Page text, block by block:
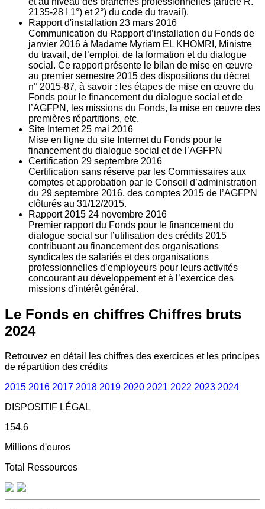
2135‐28 I 1°) et 2°) du code du travail).
Rapport d'installation 23 mars 2016
Communication du Rapport d’installation du Fonds de
janvier 2016 à Madame Myriam EL KHOMRI, Ministre
du travail, de l’emploi, de la formation et du dialogue
social. Ce rapport présente le bilan de mise en œuvre
au premier semestre 2015 des dispositions du décret
n° 2015-87, à savoir : les étapes de mise en œuvre du
Fonds pour le financement du dialogue social et de
l’AGFPN, les missions du Fonds, la mise en œuvre des
premières répartitions, etc.
Site Internet 25 mai 2016
Mise en ligne du site Internet du Fonds pour le
financement du dialogue social et de l’AGFPN
Certification 29 septembre 2016
Certification sans réserve par les Commissaires aux
comptes et approbation par le Conseil d’administration
du 29 septembre 2016, des comptes 2015 de l’AGFPN
clôturés au 31/12/2015.
Rapport 2015 24 novembre 2016
Premier rapport du Fonds pour le financement du
dialogue social sur l’utilisation des crédits 2015
contribuant au financement des organisations
syndicales de salariés et des organisations
professionnelles d’employeurs pour leurs activités
concourant au développement et à l’exercice des
missions d’intérêt général.
Le Fonds en chiffres Chiffres bruts
2024
Retrouvez en détail les chiffres des exercices et les principes
de répartition des crédits
2015 2016 2017 2018 2019 2020 2021 2022 2023 2024
DISPOSITIF LÉGAL
154.6
Millions d'euros
Total Ressources